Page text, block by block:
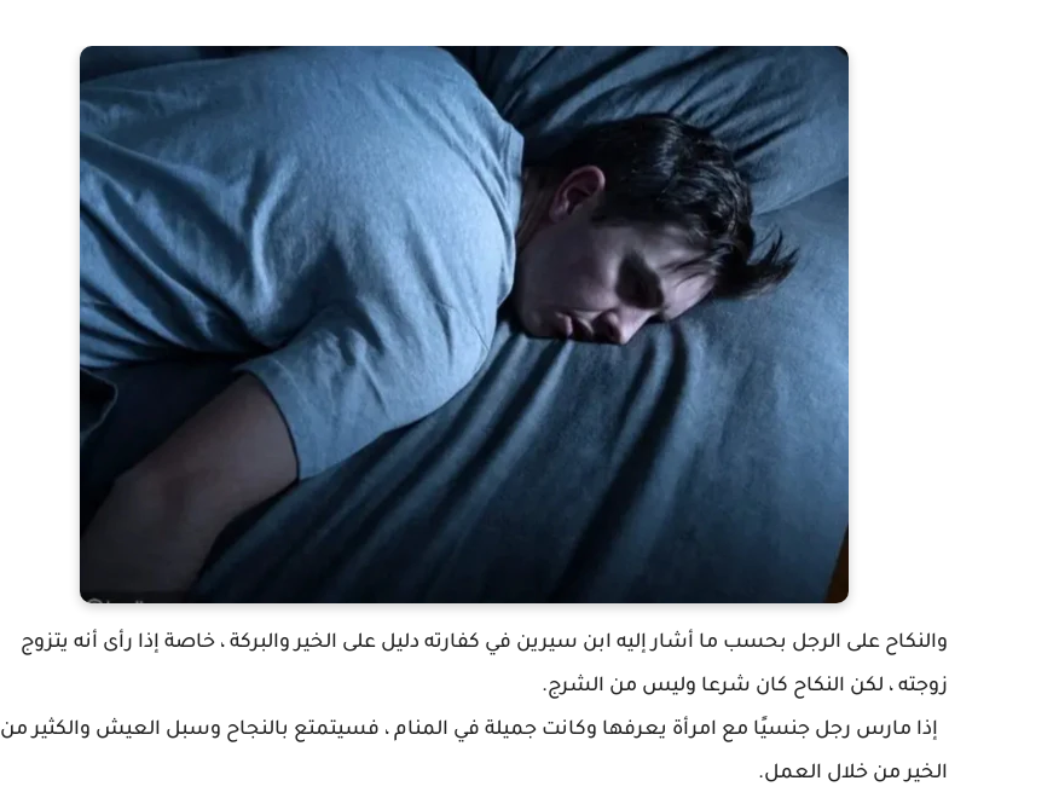
والنكاح على الرجل بحسب ما أشار إليه ابن سيرين في كفارته دليل على الخير والبركة ، خاصة إذا رأى أنه يتزوج
زوجته ، لكن النكاح كان شرعا وليس من الشرج.
إذا مارس رجل جنسيًا مع امرأة يعرفها وكانت جميلة في المنام ، فسيتمتع بالنجاح وسبل العيش والكثير من
الخير من خلال العمل.